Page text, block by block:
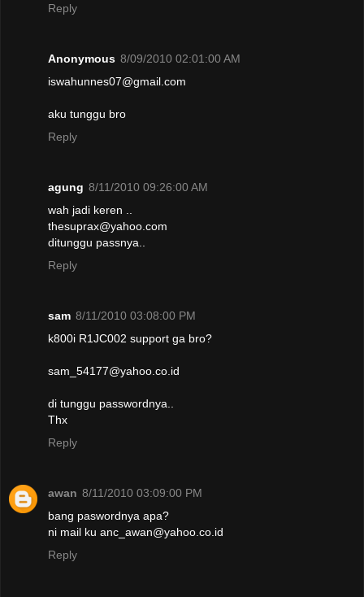
Reply
Anonymous 8/09/2010 02:01:00 AM
iswahunnes07@gmail.com
aku tunggu bro
Reply
agung 8/11/2010 09:26:00 AM
wah jadi keren ..
thesuprax@yahoo.com
ditunggu passnya..
Reply
sam 8/11/2010 03:08:00 PM
k800i R1JC002 support ga bro?
sam_54177@yahoo.co.id
di tunggu passwordnya..
Thx
Reply
awan 8/11/2010 03:09:00 PM
bang paswordnya apa?
ni mail ku anc_awan@yahoo.co.id
Reply